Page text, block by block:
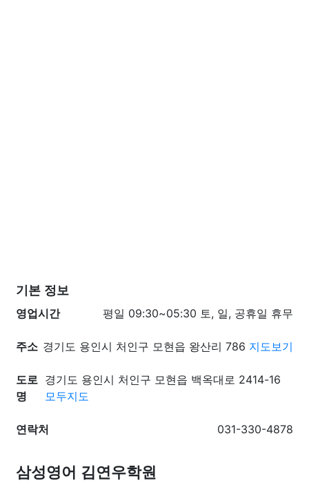
기본 정보
영업시간
평일 09:30~05:30 토, 일, 공휴일 휴무
주소 경기도 용인시 처인구 모현읍 왕산리 786 지도보기
도로
명
경기도 용인시 처인구 모현읍 백옥대로 2414-16
모두지도
연락처 031-330-4878
삼성영어 김연우학원